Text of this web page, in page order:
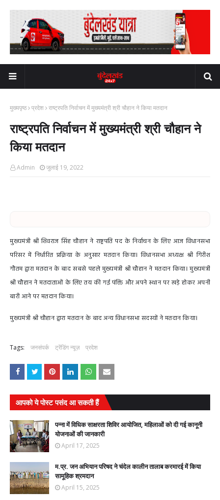
मुख्यपृष्ठ प्रदेश राष्ट्रपति निर्वाचन में मुख्यमंत्री श्री चौहान ने किया मतदान
राष्ट्रपति निर्वाचन में मुख्यमंत्री श्री चौहान ने
किया मतदान
Admin जुलाई 19, 2022
मुख्यमंत्री श्री शिवराज सिंह चौहान ने राष्ट्रपति पद के निर्वाचन के लिए आज विधानसभा
परिसर में निर्धारित प्रक्रिया के अनुसार मतदान किया। विधानसभा अध्यक्ष श्री गिरीश
गौतम द्वारा मतदान के बाद सबसे पहले मुख्यमंत्री श्री चौहान ने मतदान किया। मुख्यमंत्री
श्री चौहान ने मतदाताओं के लिए तय की गई पंक्ति और अपने स्थान पर खड़े होकर अपनी
बारी आने पर मतदान किया।
मुख्यमंत्री श्री चौहान द्वारा मतदान के बाद अन्य विधानसभा सदस्यों ने मतदान किया।
Tags: जनसंपर्क ट्रेंडिंग न्यूज़ प्रदेश
आपको ये पोस्ट पसंद आ सकती हैं
पन्ना में विधिक साक्षरता शिविर आयोजित, महिलाओं को दी गई कानूनी
योजनाओं की जानकारी
April 17, 2025
म.प्र. जन अभियान परिषद ने चंदेल कालीन तालाब करमारई में किया
सामूहिक श्रमदान
April 15, 2025